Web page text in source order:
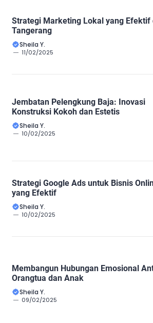
Strategi Marketing Lokal yang Efektif
Tangerang
Sheila Y.
11/02/2025
Jembatan Pelengkung Baja: Inovasi
Konstruksi Kokoh dan Estetis
Sheila Y.
10/02/2025
Strategi Google Ads untuk Bisnis
yang Efektif
Sheila Y.
10/02/2025
Membangun Hubungan Emosional
Orangtua dan Anak
Sheila Y.
09/02/2025